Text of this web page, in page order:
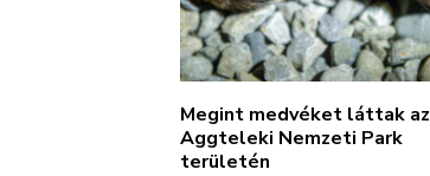
Megint medvéket láttak az
Aggteleki Nemzeti Park
területén